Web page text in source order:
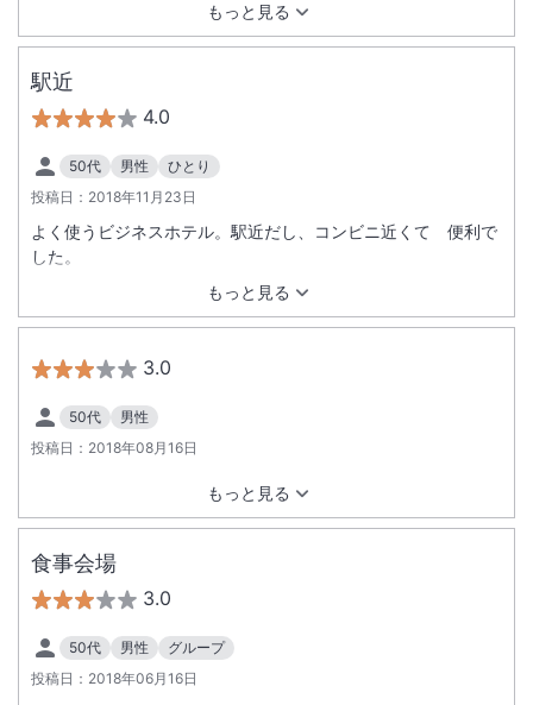
もっと見る
駅近
4.0
50代 男性
ひとり
投稿日： 2018年11月23日
もっと見る
よく使うビジネスホテル。駅近だし、コンビニ近くて 便利で
した。
3.0
50代
男性
投稿日： 2018年08月16日
もっと見る
食事会場
3.0
50代 男性
グループ
投稿日： 2018年06月16日